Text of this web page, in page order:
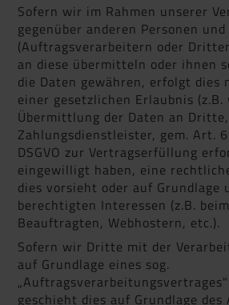
Sofern wir im Rahmen unserer
gegenüber anderen Personen
(Auftragsverarbeitern oder
an diese übermitteln oder ihnen
die Daten gewähren, erfolgt dies
einer gesetzlichen Erlaubnis (z.B.
Übermittlung der Daten an
Zahlungsdienstleister, gem. Art.
DSGVO zur Vertragserfüllung
eingewilligt haben, eine
dies vorsieht oder auf Grundlage
berechtigten Interessen (z.B.
Beauftragten, Webhostern, etc.).
Sofern wir Dritte mit der
auf Grundlage eines sog.
geschieht dies auf Grundlage des